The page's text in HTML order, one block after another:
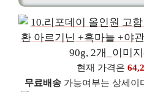
현재 가격은
무료배송가능여부는 상세이